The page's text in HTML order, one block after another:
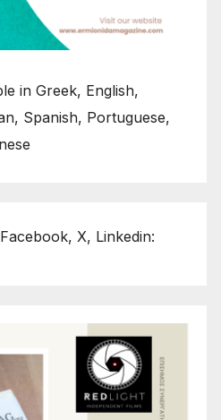
in Greek, English,
Spanish, Portuguese,
X, Linkedin: